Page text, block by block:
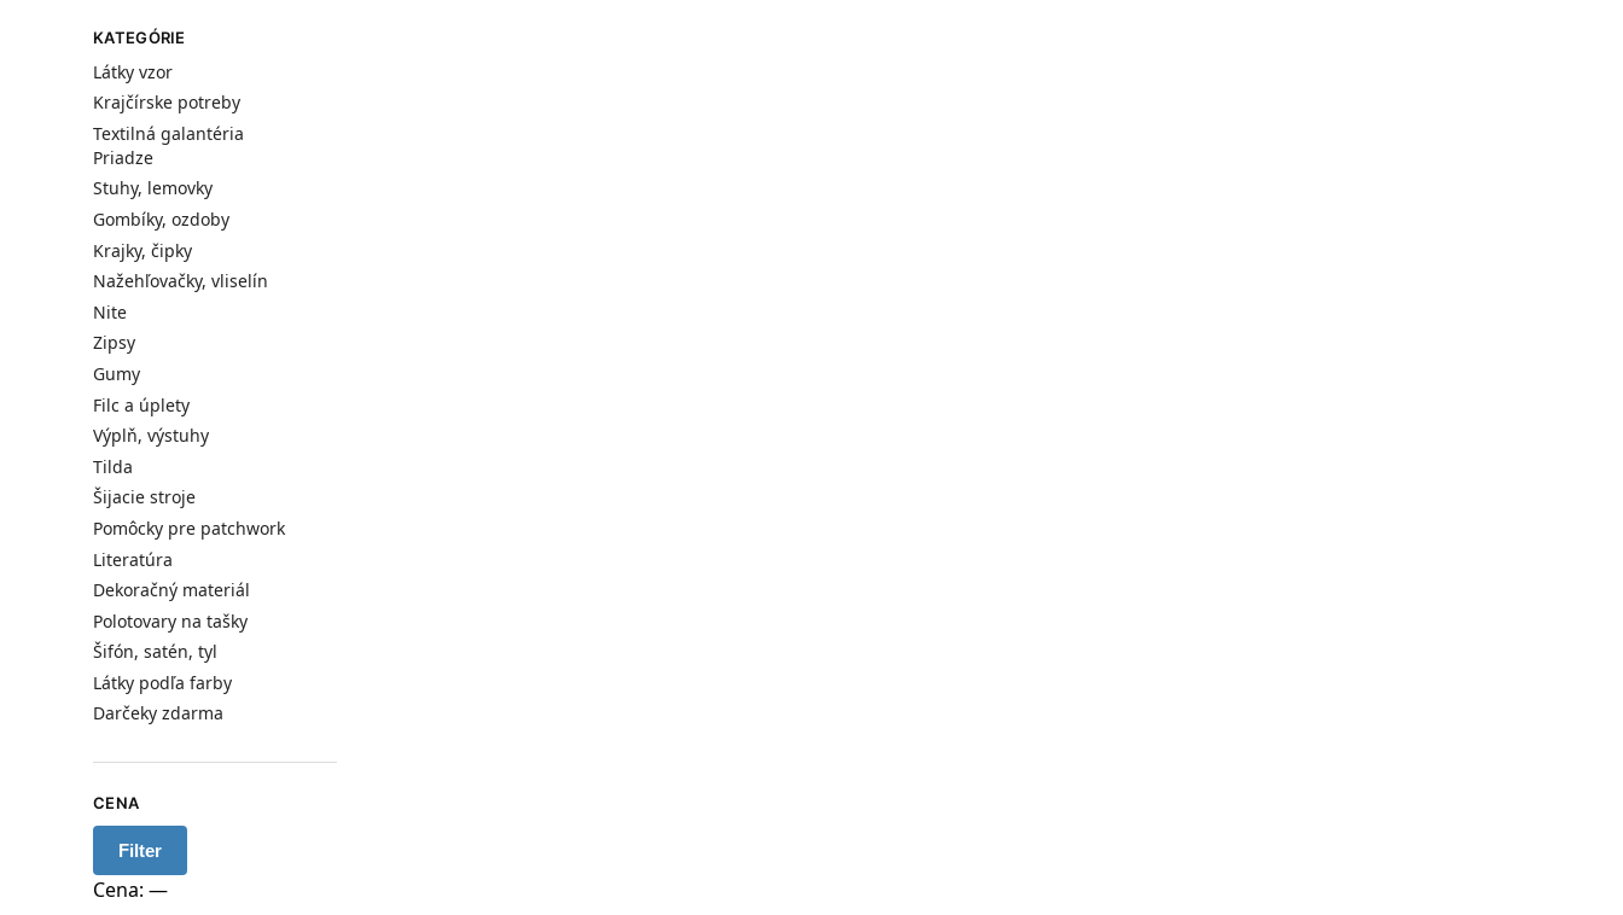
KATEGÓRIE
Látky vzor
Krajčírske potreby
Textilná galantéria
Priadze
Stuhy, lemovky
Gombíky, ozdoby
Krajky, čipky
Nažehľovačky, vliselín
Nite
Zipsy
Gumy
Filc a úplety
Výplň, výstuhy
Tilda
Šijacie stroje
Pomôcky pre patchwork
Literatúra
Dekoračný materiál
Polotovary na tašky
Šifón, satén, tyl
Látky podľa farby
Darčeky zdarma
CENA
Filter
Cena: —